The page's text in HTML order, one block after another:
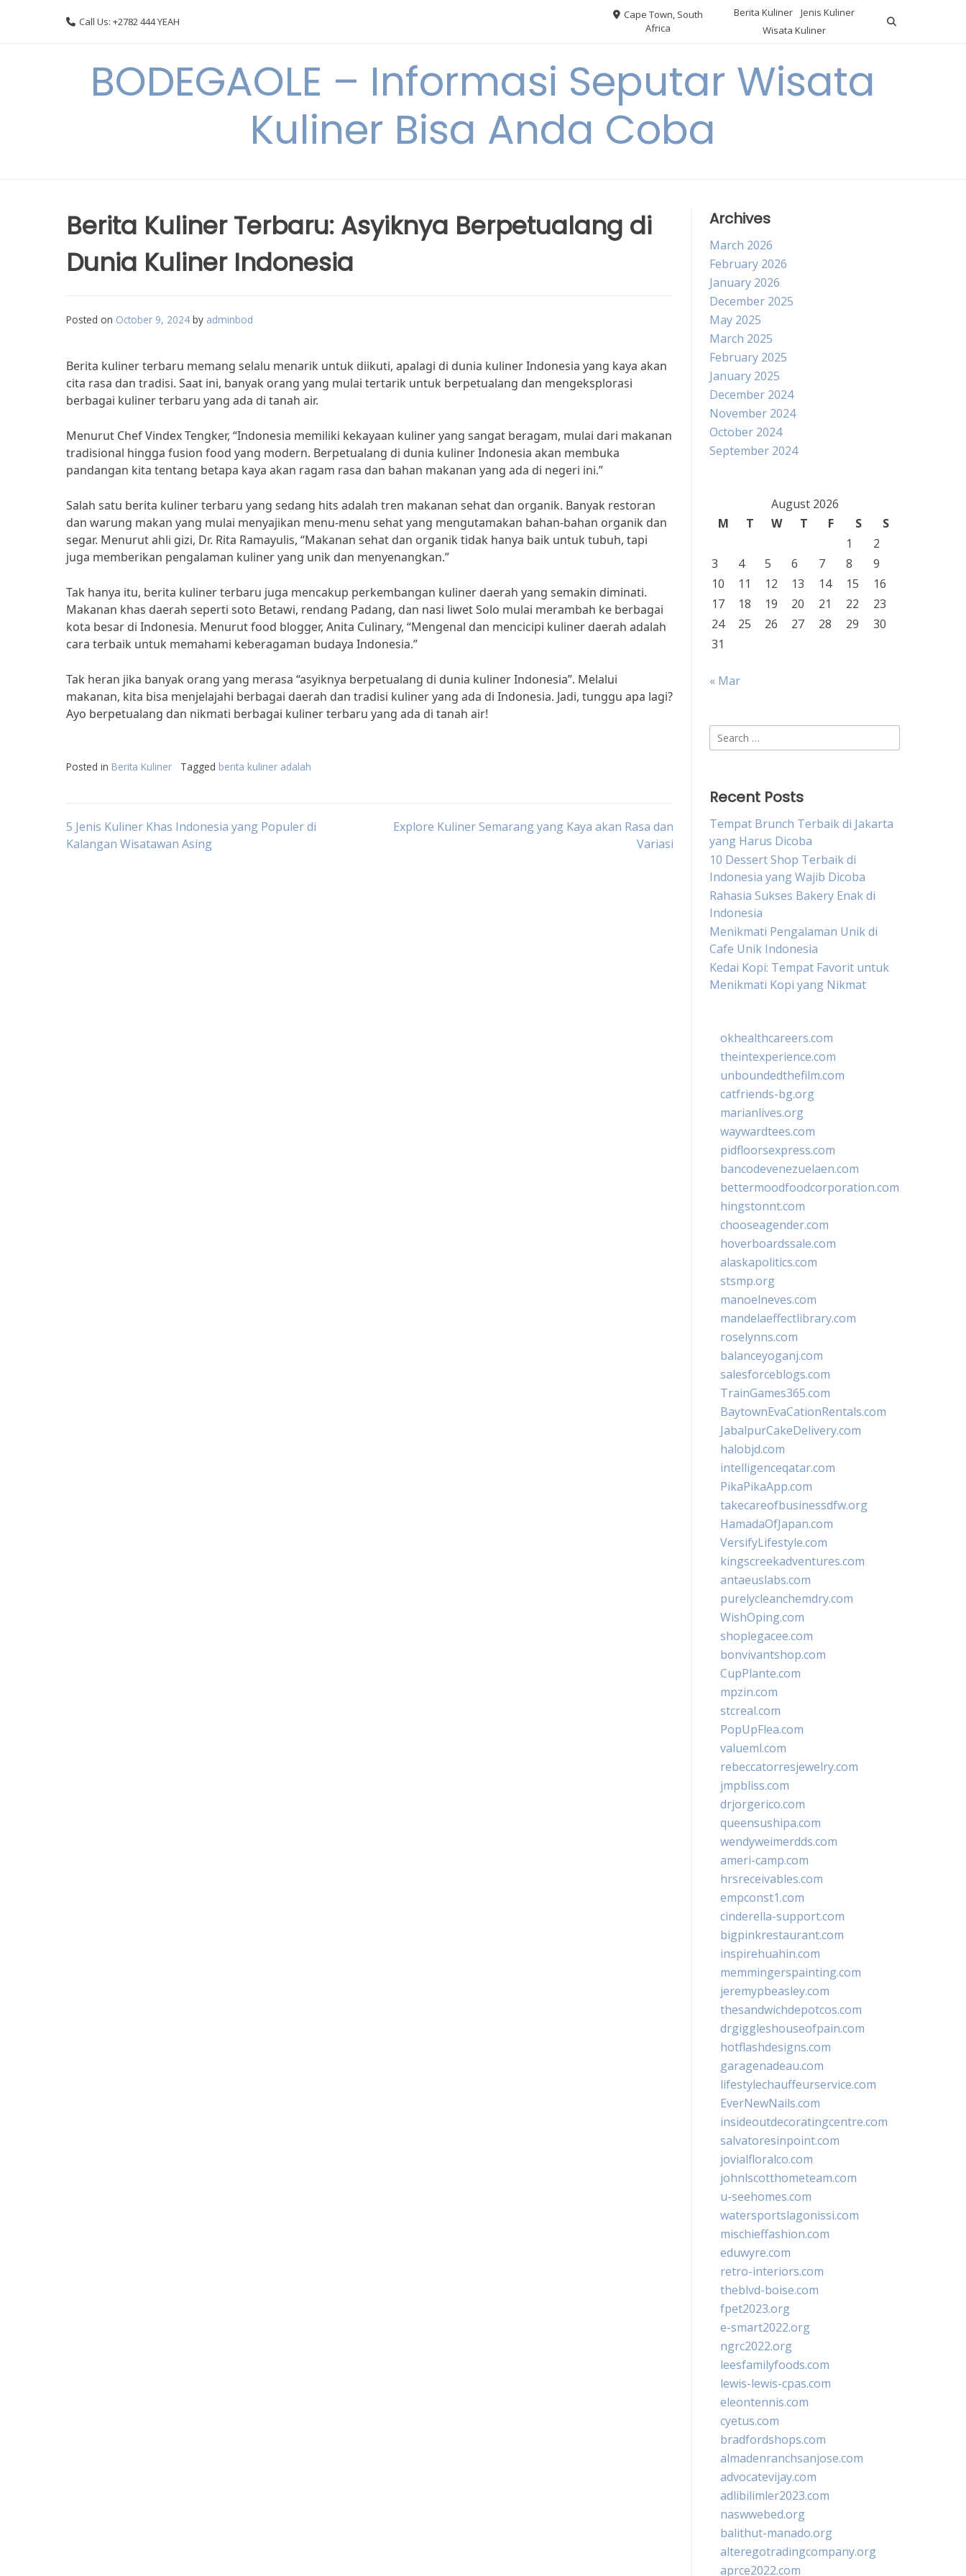
Call Us: +2782 444 YEAH
Cape Town, South
Africa
Berita Kuliner
Jenis Kuliner
Wisata Kuliner
BODEGAOLE – Informasi Seputar Wisata
Kuliner Bisa Anda Coba
Berita Kuliner Terbaru: Asyiknya Berpetualang di
Dunia Kuliner Indonesia
Posted on October 9, 2024 by adminbod
Berita kuliner terbaru memang selalu menarik untuk diikuti, apalagi di dunia kuliner Indonesia yang kaya akan
cita rasa dan tradisi. Saat ini, banyak orang yang mulai tertarik untuk berpetualang dan mengeksplorasi
berbagai kuliner terbaru yang ada di tanah air.
Menurut Chef Vindex Tengker, “Indonesia memiliki kekayaan kuliner yang sangat beragam, mulai dari makanan
tradisional hingga fusion food yang modern. Berpetualang di dunia kuliner Indonesia akan membuka
pandangan kita tentang betapa kaya akan ragam rasa dan bahan makanan yang ada di negeri ini.”
Salah satu berita kuliner terbaru yang sedang hits adalah tren makanan sehat dan organik. Banyak restoran
dan warung makan yang mulai menyajikan menu-menu sehat yang mengutamakan bahan-bahan organik dan
segar. Menurut ahli gizi, Dr. Rita Ramayulis, “Makanan sehat dan organik tidak hanya baik untuk tubuh, tapi
juga memberikan pengalaman kuliner yang unik dan menyenangkan.”
Tak hanya itu, berita kuliner terbaru juga mencakup perkembangan kuliner daerah yang semakin diminati.
Makanan khas daerah seperti soto Betawi, rendang Padang, dan nasi liwet Solo mulai merambah ke berbagai
kota besar di Indonesia. Menurut food blogger, Anita Culinary, “Mengenal dan mencicipi kuliner daerah adalah
cara terbaik untuk memahami keberagaman budaya Indonesia.”
Tak heran jika banyak orang yang merasa “asyiknya berpetualang di dunia kuliner Indonesia”. Melalui
makanan, kita bisa menjelajahi berbagai daerah dan tradisi kuliner yang ada di Indonesia. Jadi, tunggu apa lagi?
Ayo berpetualang dan nikmati berbagai kuliner terbaru yang ada di tanah air!
Posted in Berita Kuliner Tagged berita kuliner adalah
Post
5 Jenis Kuliner Khas Indonesia yang Populer di
Kalangan Wisatawan Asing
Explore Kuliner Semarang yang Kaya akan Rasa dan
Variasi
Archives
March 2026
February 2026
January 2026
December 2025
May 2025
March 2025
February 2025
January 2025
December 2024
November 2024
October 2024
September 2024
August 2026
M
T W T F S
S
1
2
3
4 5 6 7 8
9
10
11 12 13 14 15
16
17
18 19 20 21 22
23
24
25 26 27 28 29
30
31
« Mar
Search
for:
Recent Posts
Tempat Brunch Terbaik di Jakarta
yang Harus Dicoba
10 Dessert Shop Terbaik di
Indonesia yang Wajib Dicoba
Rahasia Sukses Bakery Enak di
Indonesia
Menikmati Pengalaman Unik di
Cafe Unik Indonesia
Kedai Kopi: Tempat Favorit untuk
Menikmati Kopi yang Nikmat
okhealthcareers.com
theintexperience.com
unboundedthefilm.com
catfriends-bg.org
marianlives.org
waywardtees.com
pidfloorsexpress.com
bancodevenezuelaen.com
bettermoodfoodcorporation.com
hingstonnt.com
chooseagender.com
hoverboardssale.com
alaskapolitics.com
stsmp.org
manoelneves.com
mandelaeffectlibrary.com
roselynns.com
balanceyoganj.com
salesforceblogs.com
TrainGames365.com
BaytownEvaCationRentals.com
JabalpurCakeDelivery.com
halobjd.com
intelligenceqatar.com
PikaPikaApp.com
takecareofbusinessdfw.org
HamadaOfJapan.com
VersifyLifestyle.com
kingscreekadventures.com
antaeuslabs.com
purelycleanchemdry.com
WishOping.com
shoplegacee.com
bonvivantshop.com
CupPlante.com
mpzin.com
stcreal.com
PopUpFlea.com
valueml.com
rebeccatorresjewelry.com
jmpbliss.com
drjorgerico.com
queensushipa.com
wendyweimerdds.com
ameri-camp.com
hrsreceivables.com
empconst1.com
cinderella-support.com
bigpinkrestaurant.com
inspirehuahin.com
memmingerspainting.com
jeremypbeasley.com
thesandwichdepotcos.com
drgiggleshouseofpain.com
hotflashdesigns.com
garagenadeau.com
lifestylechauffeurservice.com
EverNewNails.com
insideoutdecoratingcentre.com
salvatoresinpoint.com
jovialfloralco.com
johnlscotthometeam.com
u-seehomes.com
watersportslagonissi.com
mischieffashion.com
eduwyre.com
retro-interiors.com
theblvd-boise.com
fpet2023.org
e-smart2022.org
ngrc2022.org
leesfamilyfoods.com
lewis-lewis-cpas.com
eleontennis.com
cyetus.com
bradfordshops.com
almadenranchsanjose.com
advocatevijay.com
adlibilimler2023.com
naswwebed.org
balithut-manado.org
alteregotradingcompany.org
aprce2022.com